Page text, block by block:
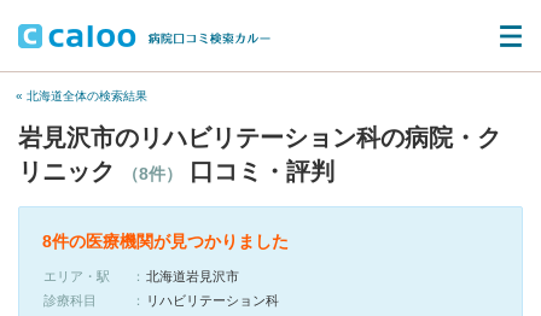
« 北海道全体の検索結果
岩見沢市のリハビリテーション科の病院・ク
リニック
（8件） 口コミ・評判
8件の医療機関が見つかりました
エリア・駅
北海道岩見沢市
診療科目
リハビリテーション科